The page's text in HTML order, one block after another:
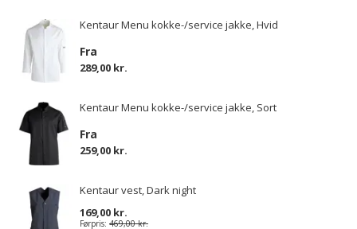
Kentaur Menu kokke-/service jakke, Hvid
Fra
289,00 kr.
Kentaur Menu kokke-/service jakke, Sort
Fra
259,00 kr.
Kentaur vest, Dark night
169,00 kr.
Førpris: 469,00 kr.